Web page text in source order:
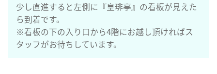
少し直進すると左側に『皇琲亭』の看板が見えた
ら到着です。
※看板の下の入り口から4階にお越し頂ければス
タッフがお待ちしています。